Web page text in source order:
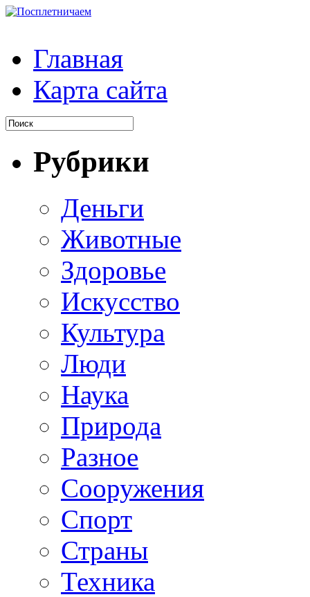
Главная
Карта сайта
Рубрики
Деньги
Животные
Здоровье
Искусство
Культура
Люди
Наука
Природа
Разное
Сооружения
Спорт
Страны
Техника